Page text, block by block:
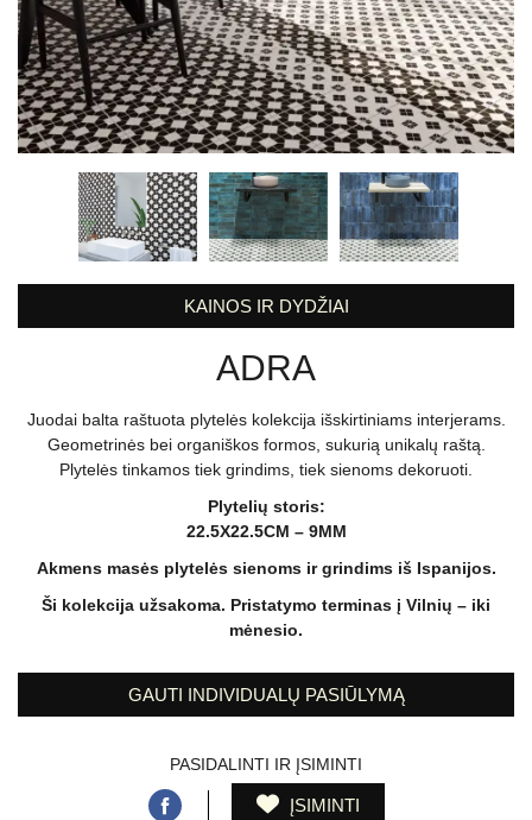
KAINOS IR DYDŽIAI
ADRA
Juodai balta raštuota plytelės kolekcija išskirtiniams interjerams.
Geometrinės bei organiškos formos, sukurią unikalų raštą.
Plytelės tinkamos tiek grindims, tiek sienoms dekoruoti.
Plytelių storis:
22.5X22.5CM – 9MM
Akmens masės plytelės sienoms ir grindims iš Ispanijos.
Ši kolekcija užsakoma. Pristatymo terminas į Vilnių – iki
mėnesio.
GAUTI INDIVIDUALŲ PASIŪLYMĄ
PASIDALINTI IR ĮSIMINTI
ĮSIMINTI